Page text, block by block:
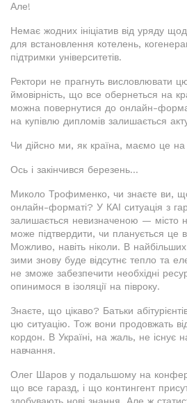
Але!
Немає жодних ініціатив від уряду
для встановлення котелень,
підтримки університетів.
Ректори не прагнуть висловлювати
ймовірність, що все обернеться на
можна повернутися до онлайн-
на купівлю дипломів залишається
Чи дійсно ми, як країна, маємо це на
Ось і закінчився березень...
Миколо Трофименко, чи знаєте ви,
онлайн-форматі? У КАІ ситуація з
залишається невизначеною — місто
може підтвердити, чи планується це
Можливо, навіть ніколи. В найбільших
зими знову буде відсутнє тепло та
не зможе забезпечити необхідні
опинимося в ізоляції на півроку.
Знаєте, що цікаво? Батьки
цю ситуацію. Тож вони продовжать
кордон. В Україні, на жаль, не існує
навчання.
Олег Шаров у подальшому на
що все гаразд, і що контингент